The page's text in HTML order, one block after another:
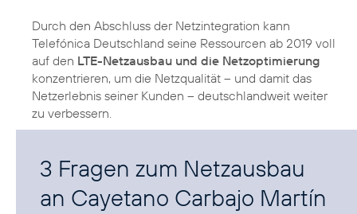
Durch den Abschluss der Netzintegration kann
Telefónica Deutschland seine Ressourcen ab 2019 voll
auf den LTE-Netzausbau und die Netzoptimierung
konzentrieren, um die Netzqualität – und damit das
Netzerlebnis seiner Kunden – deutschlandweit weiter
zu verbessern.
3 Fragen zum Netzausbau
an Cayetano Carbajo Martín